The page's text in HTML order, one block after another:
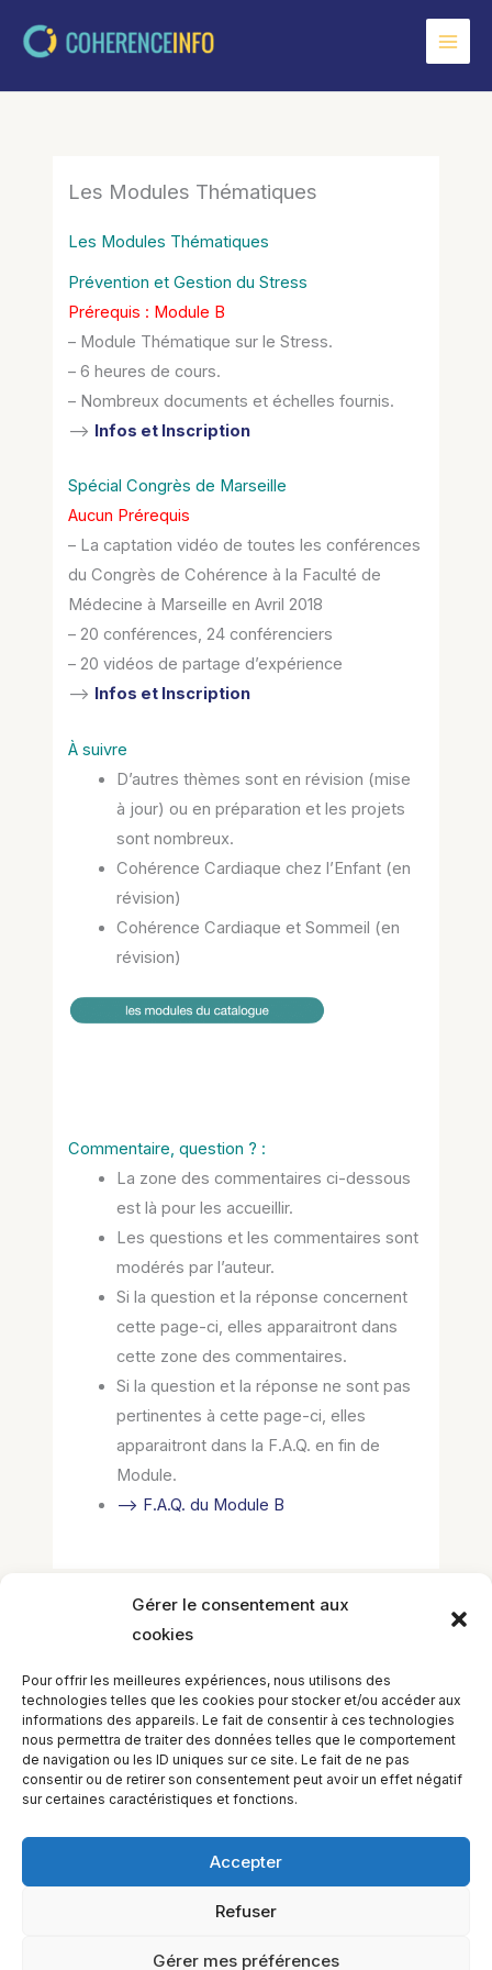
Gérer le consentement aux
cookies
Pour offrir les meilleures expériences, nous utilisons des
technologies telles que les cookies pour stocker et/ou accéder aux
informations des appareils. Le fait de consentir à ces technologies
nous permettra de traiter des données telles que le comportement
de navigation ou les ID uniques sur ce site. Le fait de ne pas
consentir ou de retirer son consentement peut avoir un effet négatif
sur certaines caractéristiques et fonctions.
Accepter
Refuser
Gérer mes préférences
Les Modules Thématiques
Les Modules Thématiques
Prévention et Gestion du Stress
Prérequis : Module B
– Module Thématique sur le Stress.
– 6 heures de cours.
– Nombreux documents et échelles fournis.
–> Infos et Inscription
Spécial Congrès de Marseille
Aucun Prérequis
– La captation vidéo de toutes les conférences
du Congrès de Cohérence à la Faculté de
Médecine à Marseille en Avril 2018
– 20 conférences, 24 conférenciers
– 20 vidéos de partage d’expérience
–> Infos et Inscription
À suivre
D’autres thèmes sont en révision (mise
à jour) ou en préparation et les projets
sont nombreux.
Cohérence Cardiaque chez l’Enfant (en
révision)
Cohérence Cardiaque et Sommeil (en
révision)
Commentaire, question ? :
La zone des commentaires ci-dessous
est là pour les accueillir.
Les questions et les commentaires sont
modérés par l’auteur.
Si la question et la réponse concernent
cette page-ci, elles apparaitront dans
cette zone des commentaires.
Si la question et la réponse ne sont pas
pertinentes à cette page-ci, elles
apparaitront dans la F.A.Q. en fin de
Module.
–> F.A.Q. du Module B
Laisser un commentaire
un commentaire.
H1Y 2J9 Canada